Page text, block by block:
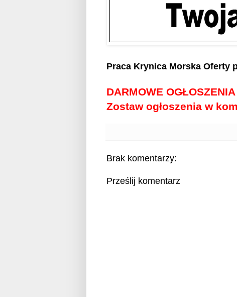
Praca Krynica Morska Oferty
DARMOWE OGŁOSZENIA
Zostaw ogłoszenia w
Brak komentarzy:
Prześlij komentarz